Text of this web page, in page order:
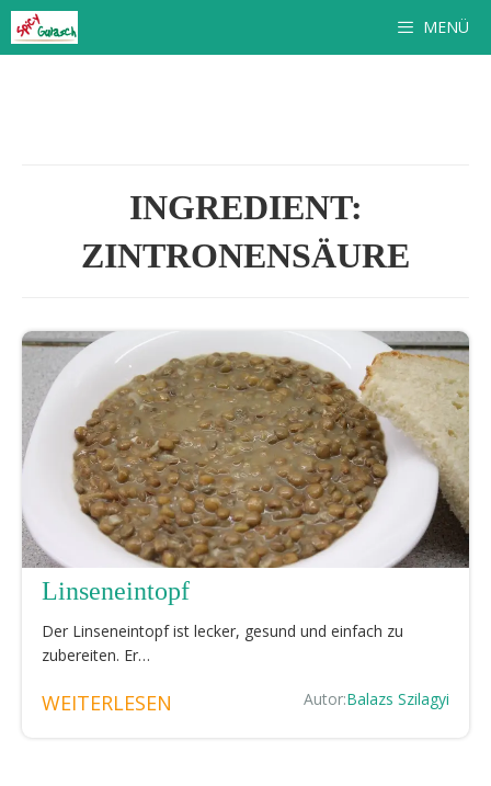
Zum
Inhalt
MENÜ
INGREDIENT:
ZINTRONENSÄURE
Linseneintopf
Der Linseneintopf ist lecker, gesund und einfach zu
zubereiten. Er…
WEITERLESEN Autor:Balazs Szilagyi